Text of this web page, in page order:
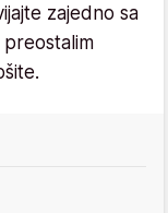
zajedno sa